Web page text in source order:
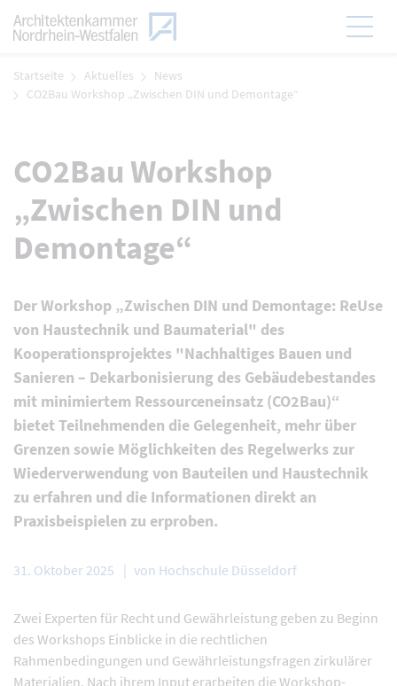
Zum Menü
Startseite Aktuelles
News
CO2Bau Workshop „Zwischen DIN und Demontage“
CO2Bau Workshop
„Zwischen DIN und
Demontage“
Der Workshop „Zwischen DIN und Demontage: ReUse
von Haustechnik und Baumaterial" des
Kooperationsprojektes "Nachhaltiges Bauen und
Sanieren – Dekarbonisierung des Gebäudebestandes
mit minimiertem Ressourceneinsatz (CO2Bau)“
bietet Teilnehmenden die Gelegenheit, mehr über
Grenzen sowie Möglichkeiten des Regelwerks zur
Wiederverwendung von Bauteilen und Haustechnik
zu erfahren und die Informationen direkt an
Praxisbeispielen zu erproben.
31. Oktober 2025 von Hochschule Düsseldorf
Zwei Experten für Recht und Gewährleistung geben zu Beginn
des Workshops Einblicke in die rechtlichen
Rahmenbedingungen und Gewährleistungsfragen zirkulärer
Materialien. Nach ihrem Input erarbeiten die Workshop-